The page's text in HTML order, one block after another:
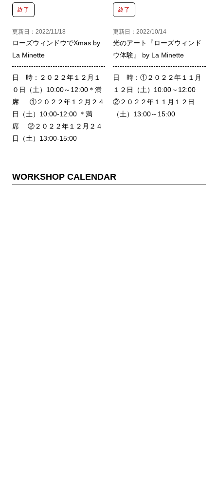
終了
更新日：2022/11/18
ローズウィンドウでXmas by
La Minette
日 時：２０２２年１２月１
０日（土）10:00～12:00＊満
席 ①２０２２年１２月２４
日（土）10:00-12:00 ＊満
席 ②２０２２年１２月２４
日（土）13:00-15:00
終了
更新日：2022/10/14
光のアート『ローズウィンド
ウ体験』 by La Minette
日 時：①２０２２年１１月
１２日（土）10:00～12:00
②２０２２年１１月１２日
（土）13:00～15:00
WORKSHOP CALENDAR